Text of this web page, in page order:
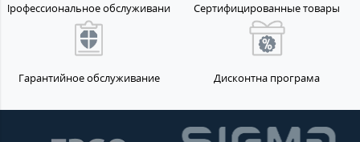
Профессиональное обслуживание Сертифицированные товары
Гарантийное обслуживание Дисконтна програма